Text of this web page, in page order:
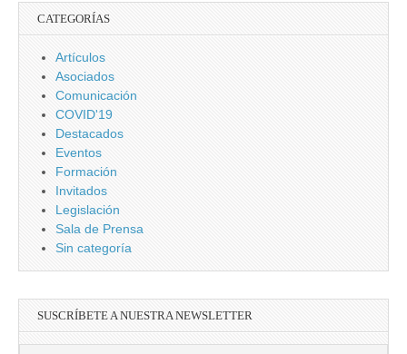
CATEGORÍAS
Artículos
Asociados
Comunicación
COVID'19
Destacados
Eventos
Formación
Invitados
Legislación
Sala de Prensa
Sin categoría
SUSCRÍBETE A NUESTRA NEWSLETTER